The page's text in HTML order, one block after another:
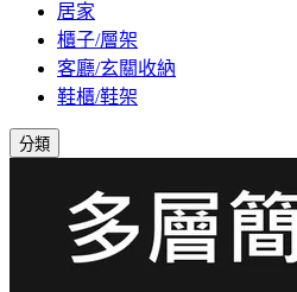
居家
櫃子/層架
客廳/玄關收納
鞋櫃/鞋架
分類